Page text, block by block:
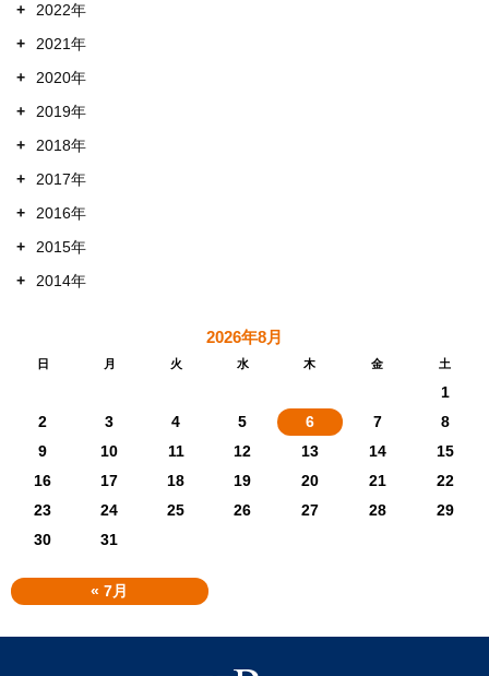
+
2022年
+
2021年
+
2020年
+
2019年
+
2018年
+
2017年
+
2016年
+
2015年
+
2014年
2026年8月
日 月 火 水 木 金 土
« 7月
1
2
3 4 5 6 7
8
9
10 11 12 13 14
15
16
17 18 19 20 21
22
23
24 25 26 27 28
29
30
31